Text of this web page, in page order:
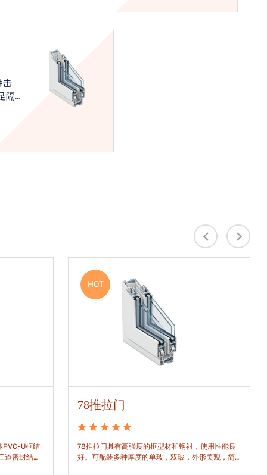
击
隔
PVC-U框结
道密封结
HOT
78推拉门
78推拉门具有高强度的框型材和钢衬，使用性能良
好。可配装多种厚度的单玻，双玻，外形美观，简